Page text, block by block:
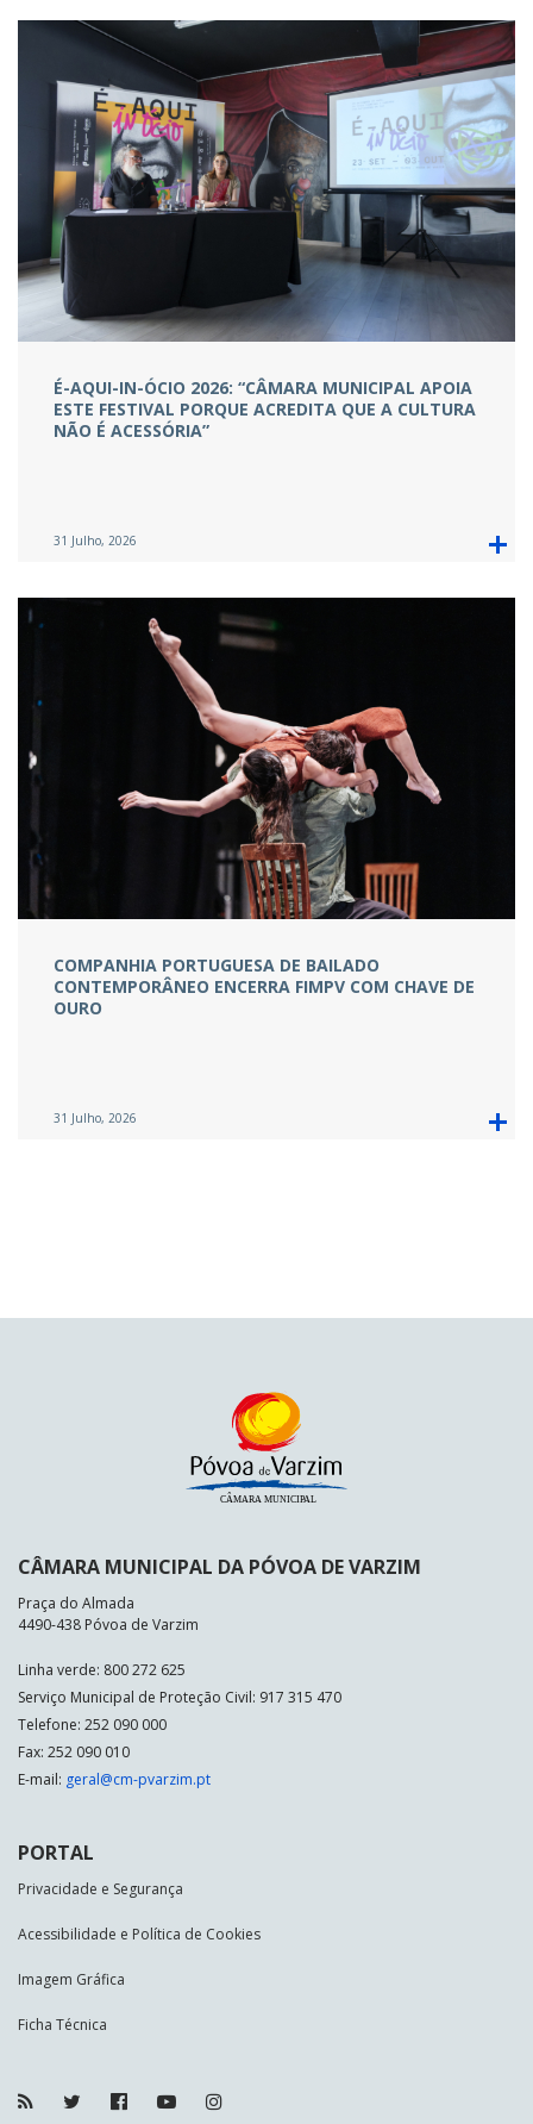
É-AQUI-IN-ÓCIO 2026: “CÂMARA MUNICIPAL APOIA
ESTE FESTIVAL PORQUE ACREDITA QUE A CULTURA
NÃO É ACESSÓRIA”
31 Julho, 2026
COMPANHIA PORTUGUESA DE BAILADO
CONTEMPORÂNEO ENCERRA FIMPV COM CHAVE DE
OURO
31 Julho, 2026
CÂMARA MUNICIPAL DA PÓVOA DE VARZIM
Praça do Almada
4490-438 Póvoa de Varzim
Linha verde: 800 272 625
Serviço Municipal de Proteção Civil: 917 315 470
Telefone: 252 090 000
Fax: 252 090 010
E-mail: geral@cm-pvarzim.pt
PORTAL
Privacidade e Segurança
Acessibilidade e Política de Cookies
Imagem Gráfica
Ficha Técnica